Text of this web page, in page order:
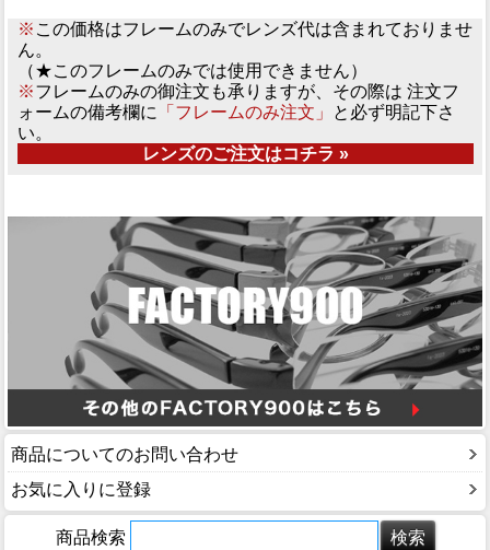
※ この価格はフレームのみでレンズ代は含まれておりませ
ん。
（★このフレームのみでは使用できません）
※フレームのみの御注文も承りますが、その際は 注文フ
ォームの備考欄に
「フレームのみ注文」
と必ず明記下さ
い。
レンズのご注文はコチラ »
商品についてのお問い合わせ
お気に入りに登録
商品検索